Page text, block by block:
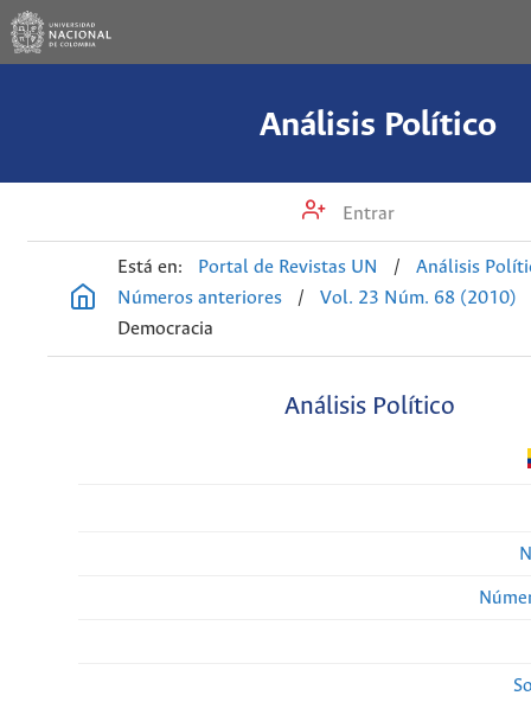
Análisis Político
Entrar
Está en: Portal de Revistas UN /
Análisis
Números anteriores
/
Vol. 23 Núm. 68 (2010)
Democracia
Análisis Político